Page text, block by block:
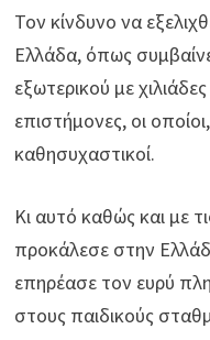
Τον κίνδυνο να
Ελλάδα, όπως
εξωτερικού με
επιστήμονες, οι
καθησυχαστικοί.
Κι αυτό καθώς και με
προκάλεσε στην
επηρέασε τον ευρύ
στους παιδικούς